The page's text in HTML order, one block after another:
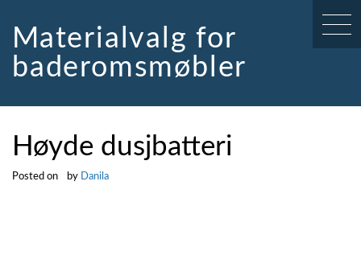
contentMaterialvalg for
baderomsmøbler
Høyde dusjbatteri
Posted on by Danila